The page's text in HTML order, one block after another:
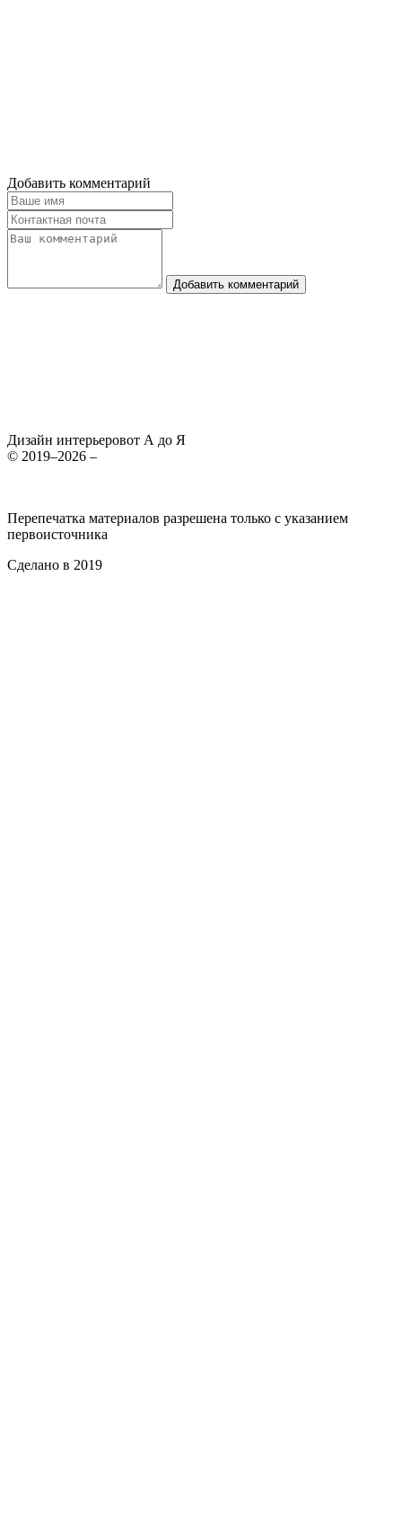
Добавить комментарий
Добавить комментарий
Дизайн интерьеровот А до Я
© 2019–2026 –
Перепечатка материалов разрешена только с указанием
первоисточника
Сделано в 2019